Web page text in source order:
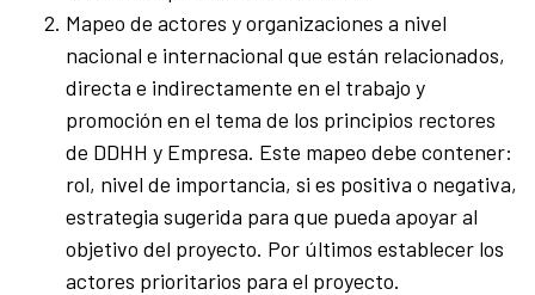
Mapeo de actores y organizaciones a nivel
nacional e internacional que están relacionados,
directa e indirectamente en el trabajo y
promoción en el tema de los principios rectores
de DDHH y Empresa. Este mapeo debe contener:
rol, nivel de importancia, si es positiva o negativa,
estrategia sugerida para que pueda apoyar al
objetivo del proyecto. Por últimos establecer los
actores prioritarios para el proyecto.